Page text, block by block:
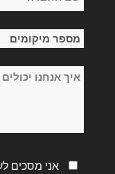
החברה
*
מספר
*
איך
לעזור?
מדיניותאני מסכים